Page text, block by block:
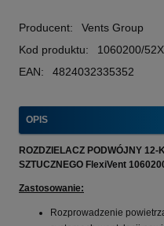
Producent:
Vents Group
Kod produktu:
1060200/
EAN:
4824032335352
OPIS
ROZDZIELACZ PODWÓJNY 12-
SZTUCZNEGO FlexiVent
Zastosowanie:
Rozprowadzenie